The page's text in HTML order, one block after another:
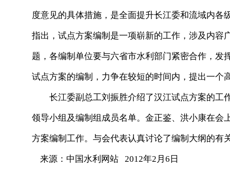
度意见的具体措施，是全面提升长江委和流域内
指出，试点方案编制是一项崭新的工作，涉及内
题，各编制单位要与六省市水利部门紧密合作，
试点方案的编制，力争在较短的时间内，提出一
长江委副总工刘振胜介绍了汉江试点方案的工
领导小组及编制组成员名单。金正鉴、洪小康在
方案编制工作。与会代表认真讨论了编制大纲的有
来源：中国水利网站 2012年2月6日